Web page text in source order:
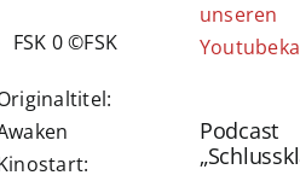
FSK 0 ©FSK
unseren
Podcast